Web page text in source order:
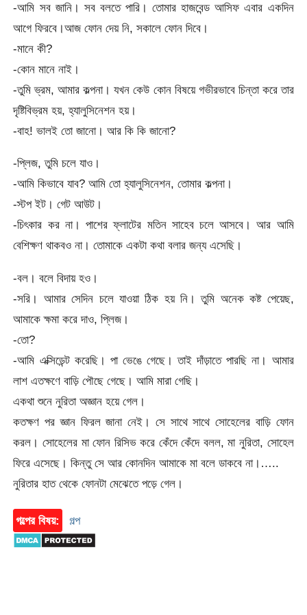
-আমি সব জানি। সব বলতে পারি। তোমার হাজবেন্ড আসিফ এবার একদিন
আগে ফিরবে।আজ ফোন দেয় নি, সকালে ফোন দিবে।
-মানে কী?
-কোন মানে নাই।
-তুমি ভ্রম, আমার কল্পনা। যখন কেউ কোন বিষয়ে গভীরভাবে চিন্তা করে তার
দৃষ্টিবিভ্রম হয়, হ্যালুসিনেশন হয়।
-বাহ! ভালই তো জানো। আর কি কি জানো?
-প্লিজ, তুমি চলে যাও।
-আমি কিভাবে যাব? আমি তো হ্যালুসিনেশন, তোমার কল্পনা।
-স্টপ ইট। গেট আউট।
-চিৎকার কর না। পাশের ফ্লাটের মতিন সাহেব চলে আসবে। আর আমি
বেশিক্ষণ থাকবও না। তোমাকে একটা কথা বলার জন্য এসেছি।
-বল। বলে বিদায় হও।
-সরি। আমার সেদিন চলে যাওয়া ঠিক হয় নি। তুমি অনেক কষ্ট পেয়েছ,
আমাকে ক্ষমা করে দাও, প্লিজ।
-তো?
-আমি এক্সিডেন্ট করেছি। পা ভেঙে গেছে। তাই দাঁড়াতে পারছি না। আমার
লাশ এতক্ষণে বাড়ি পৌছে গেছে। আমি মারা গেছি।
একথা শুনে নুরিতা অজ্ঞান হয়ে গেল।
কতক্ষণ পর জ্ঞান ফিরল জানা নেই। সে সাথে সাথে সোহেলের বাড়ি ফোন
করল। সোহেলের মা ফোন রিসিভ করে কেঁদে কেঁদে বলল, মা নুরিতা, সোহেল
ফিরে এসেছে। কিন্তু সে আর কোনদিন আমাকে মা বলে ডাকবে না।…..
নুরিতার হাত থেকে ফোনটা মেঝেতে পড়ে গেল।
গল্পের বিষয়: গল্প